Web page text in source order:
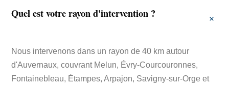
Quel est votre rayon d'intervention ?
Nous intervenons dans un rayon de 40 km autour
d'Auvernaux, couvrant Melun, Évry-Courcouronnes,
Fontainebleau, Étampes, Arpajon, Savigny-sur-Orge et